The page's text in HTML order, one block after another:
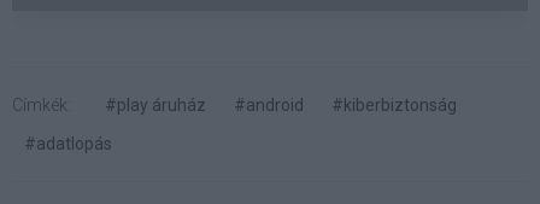
Címkék: #play áruház #android
#kiberbiztonság
#adatlopás